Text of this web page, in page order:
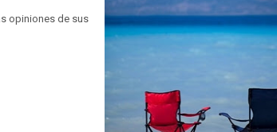
opiniones de sus